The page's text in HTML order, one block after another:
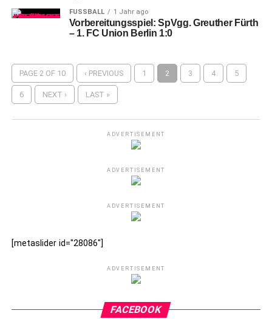
FUSSBALL 1 Jahr ago
Vorbereitungsspiel: SpVgg. Greuther Fürth
– 1. FC Union Berlin 1:0
PAGE 2 OF 10 ‹ PREVIOUS 1 2 3 4 5
6 NEXT › LAST »
ADVERTISEMENT
ADVERTISEMENT
ADVERTISEMENT
[metaslider id="28086"]
ADVERTISEMENT
FACEBOOK